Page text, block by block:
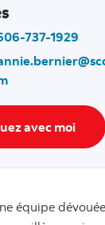
737-1929
avec moi
équipe